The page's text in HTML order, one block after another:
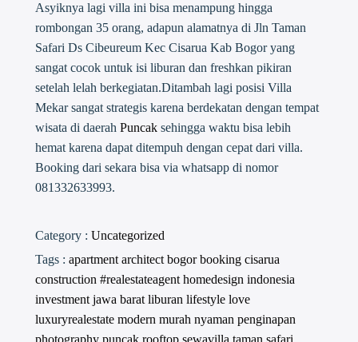
Asyiknya lagi villa ini bisa menampung hingga
rombongan 35 orang, adapun alamatnya di Jln Taman
Safari Ds Cibeureum Kec Cisarua Kab Bogor yang
sangat cocok untuk isi liburan dan freshkan pikiran
setelah lelah berkegiatan.Ditambah lagi posisi Villa
Mekar sangat strategis karena berdekatan dengan tempat
wisata di daerah Puncaksehingga waktu bisa lebih
hemat karena dapat ditempuh dengan cepat dari villa.
Booking dari sekara bisa via whatsapp di nomor
081332633993.
Category : Uncategorized
Tags : apartment architect bogorbooking cisarua
construction #realestateagent homedesign indonesia
investment jawa barat liburan lifestyle love
luxuryrealestate modern murah nyaman penginapan